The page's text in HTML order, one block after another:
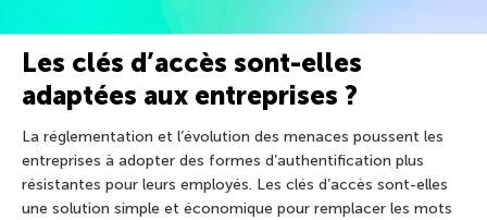
Les clés d’accès sont-elles
adaptées aux entreprises ?
La réglementation et l’évolution des menaces poussent les
entreprises à adopter des formes d’authentification plus
résistantes pour leurs employés. Les clés d’accès sont-elles
une solution simple et économique pour remplacer les mots